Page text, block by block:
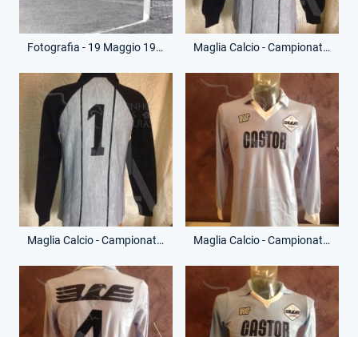
Fotografia - 19 Maggio 1985 - Campionato Serie A - Lazio-Juventus Maglia Calcio - Campionato Serie A - Fernando Orsi - 1 - (Fronte)
Maglia Calcio - Campionato Serie A - Fernando Orsi - 1 - (Retro) Maglia Calcio - Campionato Serie A - Arturo Vianello - 4 - (Fronte)